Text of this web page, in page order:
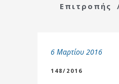
Επιτροπής
6 Μαρτίου 2016
148/2016